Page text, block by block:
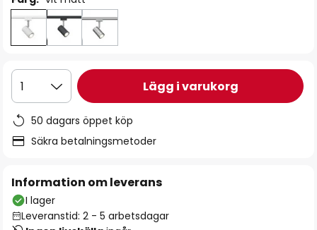
1 Lägg i varukorg
50 dagars öppet köp
Säkra betalningsmetoder
Information om leverans
I lager
Leveranstid: 2 - 5 arbetsdagar